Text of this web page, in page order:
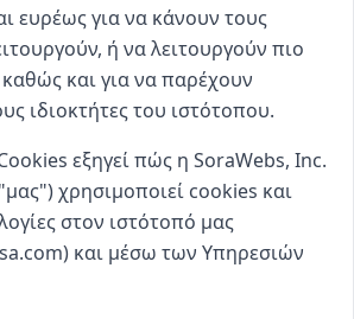
ευρέως για να κάνουν τους
ή να λειτουργούν πιο
και για να παρέχουν
ιδιοκτήτες του ιστότοπου.
εξηγεί πώς η SoraWebs, Inc.
χρησιμοποιεί cookies και
στον ιστότοπό μας
και μέσω των Υπηρεσιών